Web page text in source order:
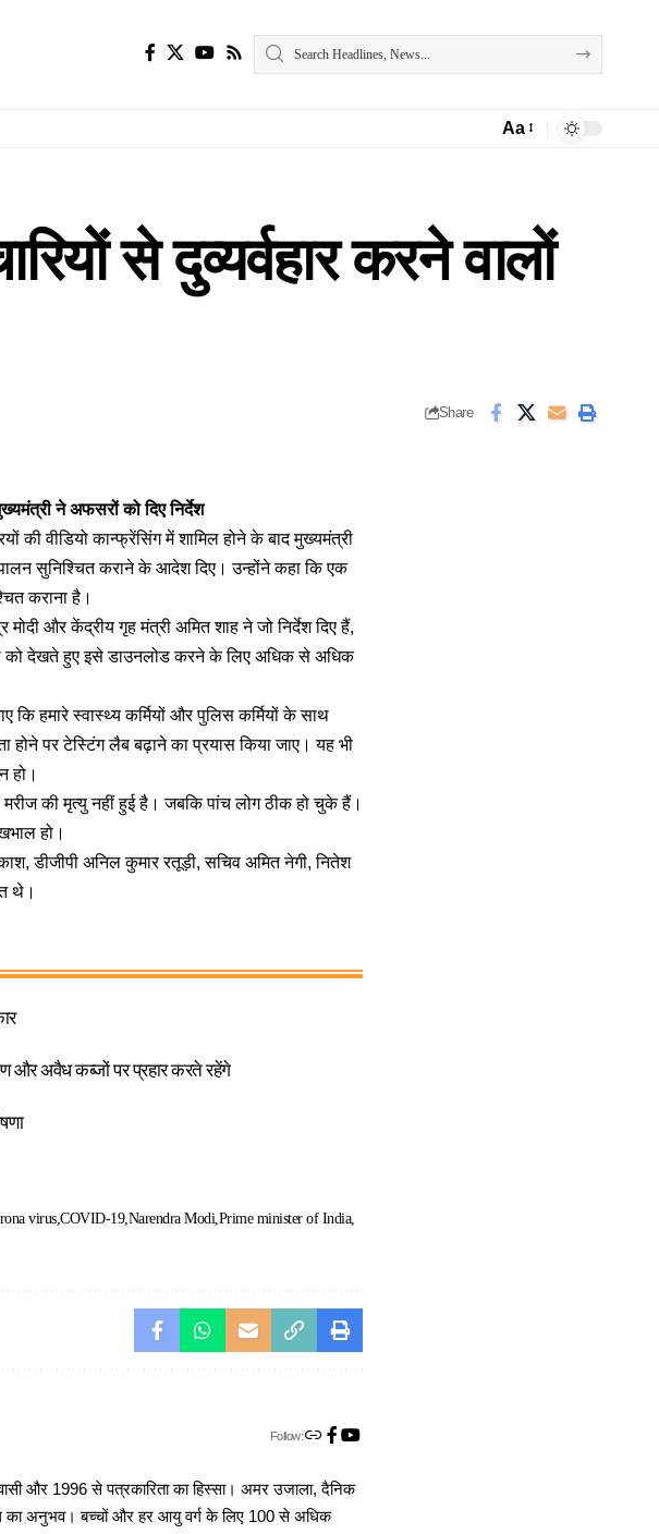
Aa
से दुव्यर्वहार करने वालों
Share
ने अफसरों को दिए निर्देश
की वीडियो कान्फ्रेंसिंग में शामिल होने के बाद मुख्यमंत्री
सुनिश्चित कराने के आदेश दिए। उन्होंने कहा कि एक
कराना है।
मोदी और केंद्रीय गृह मंत्री अमित शाह ने जो निर्देश दिए हैं,
को देखते हुए इसे डाउनलोड करने के लिए अधिक से अधिक
कि हमारे स्वास्थ्य कर्मियों और पुलिस कर्मियों के साथ
होने पर टेस्टिंग लैब बढ़ाने का प्रयास किया जाए। यह भी
हो।
की मृत्यु नहीं हुई है। जबकि पांच लोग ठीक हो चुके हैं।
हो।
डीजीपी अनिल कुमार रतूड़ी, सचिव अमित नेगी, नितेश
थे।
और अवैध कब्जों पर प्रहार करते रहेंगे
virus COVID-19 Narendra Modi Prime minister of India
Follow:
और 1996 से पत्रकारिता का हिस्सा। अमर उजाला, दैनिक
का अनुभव। बच्चों और हर आयु वर्ग के लिए 100 से अधिक